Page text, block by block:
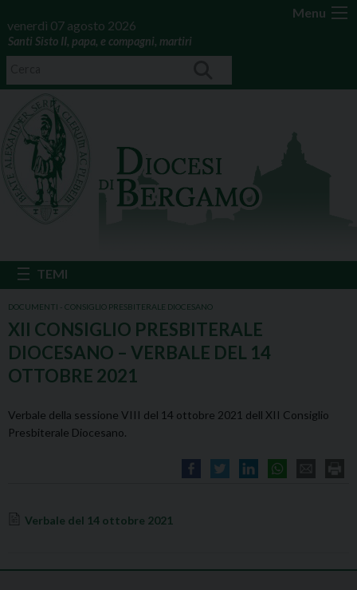
Menu
venerdì 07 agosto 2026
Santi Sisto II, papa, e compagni, martiri
DOCUMENTI - CONSIGLIO PRESBITERALE DIOCESANO
XII CONSIGLIO PRESBITERALE
DIOCESANO – VERBALE DEL 14
OTTOBRE 2021
Verbale della sessione VIII del 14 ottobre 2021 dell XII Consiglio
Presbiterale Diocesano.
Verbale del 14 ottobre 2021